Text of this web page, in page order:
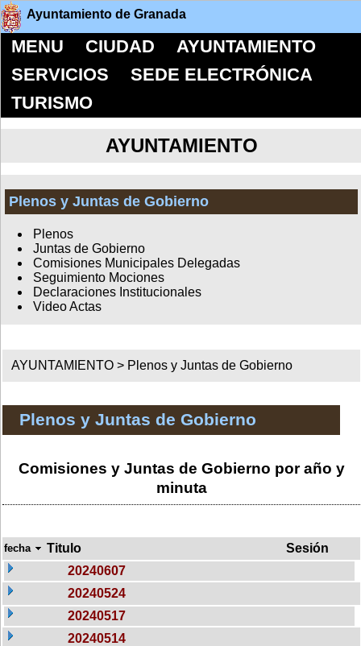
Ayuntamiento de Granada
MENU CIUDAD
AYUNTAMIENTO
SERVICIOS
SEDE ELECTRÓNICA
TURISMO
AYUNTAMIENTO
Plenos y Juntas de Gobierno
Plenos
Juntas de Gobierno
Comisiones Municipales Delegadas
Seguimiento Mociones
Declaraciones Institucionales
Video Actas
AYUNTAMIENTO > Plenos y Juntas de Gobierno
Plenos y Juntas de Gobierno
Comisiones y Juntas de Gobierno por año y
minuta
fecha Titulo
Sesión
20240607
20240524
20240517
20240514